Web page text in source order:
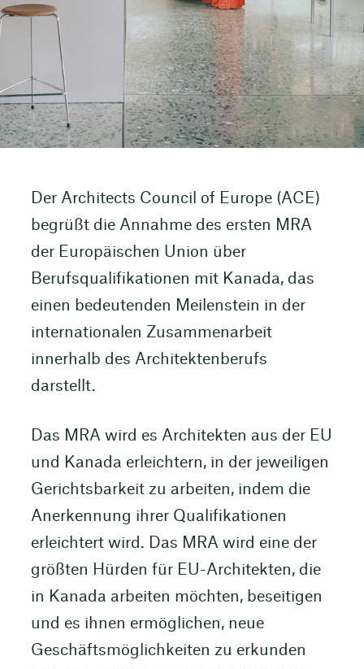
Der Architects Council of Europe (ACE)
begrüßt die Annahme des ersten MRA
der Europäischen Union über
Berufsqualifikationen mit Kanada, das
einen bedeutenden Meilenstein in der
internationalen Zusammenarbeit
innerhalb des Architektenberufs
darstellt.
Das MRA wird es Architekten aus der EU
und Kanada erleichtern, in der jeweiligen
Gerichtsbarkeit zu arbeiten, indem die
Anerkennung ihrer Qualifikationen
erleichtert wird. Das MRA wird eine der
größten Hürden für EU-Architekten, die
in Kanada arbeiten möchten, beseitigen
und es ihnen ermöglichen, neue
Geschäftsmöglichkeiten zu erkunden